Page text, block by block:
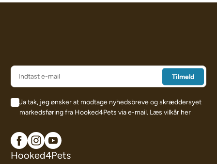
Ja tak, jeg ønsker at modtage nyhedsbreve og skræddersyet
markedsføring fra Hooked4Pets via e-mail. Læs vilkår her
Hooked4Pets